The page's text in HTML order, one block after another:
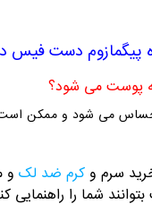
پیگمازوم دست
پوست می شود؟
می شود و ممکن
سرم وکرم ضد لک و
شما را راهنمایی